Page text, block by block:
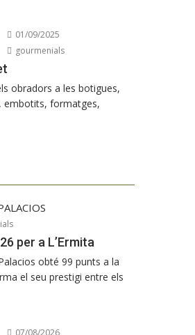
01/09/2025
gourmenials
obradors a les botigues,
embotits, formatges,
per a L’Ermita
obté 99 punts a la
el seu prestigi entre els
07/08/2026